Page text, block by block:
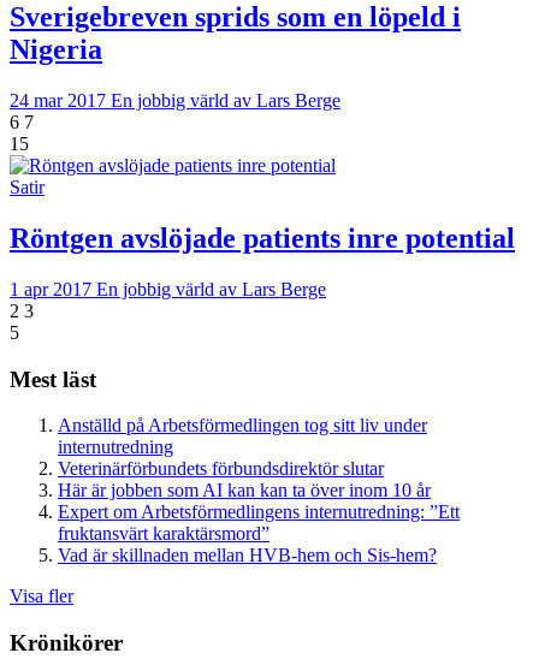
Sverigebreven sprids som en löpeld i
Nigeria
24 mar 2017 En jobbig värld av Lars Berge
6 7
15
Satir
Röntgen avslöjade patients inre potential
1 apr 2017 En jobbig värld av Lars Berge
2 3
5
Mest läst
Anställd på Arbetsförmedlingen tog sitt liv under
internutredning
Veterinärförbundets förbundsdirektör slutar
Här är jobben som AI kan kan ta över inom 10 år
Expert om Arbetsförmedlingens internutredning: ”Ett
fruktansvärt karaktärsmord”
Vad är skillnaden mellan HVB-hem och Sis-hem?
Visa fler
Krönikörer